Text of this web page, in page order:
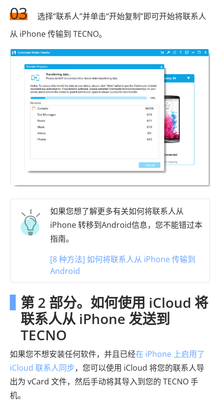
03
选择“联系人”并单击“开始复制”即可开始将联系人
从 iPhone 传输到 TECNO。
如果您想了解更多有关如何将联系人从
iPhone 转移到Android信息，您不能错过本
指南。
[8 种方法] 如何将联系人从 iPhone 传输到
Android
第 2 部分。如何使用 iCloud 将
联系人从 iPhone 发送到
TECNO
如果您不想安装任何软件，并且已经在 iPhone 上启用了
iCloud 联系人同步，您可以使用 iCloud 将您的联系人导
出为 vCard 文件，然后手动将其导入到您的 TECNO 手
机。